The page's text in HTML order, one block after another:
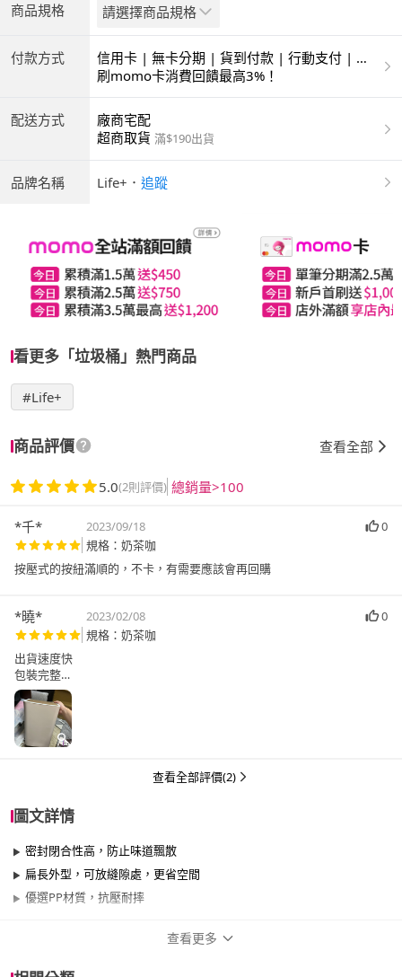
商品規格 請選擇商品規格
付款方式
信用卡 | 無卡分期 | 貨到付款 | 行動支付 | 超
商付款 | ATM | 銀聯卡
刷momo卡消費回饋最高3%！
配送方式
廠商宅配
超商取貨 滿$190出貨
品牌名稱 Life+ ． 追蹤
看更多「垃圾桶」熱門商品
#Life+
商品評價 查看全部
5.0(2則評價) 總銷量>100
*千* 2023/09/18
0
規格：奶茶咖
按壓式的按紐滿順的，不卡，有需要應該會再回購
*曉* 2023/02/08
0
規格：奶茶咖
出貨速度快
包裝完整
真的不令人失望❤️
喜歡❤️
查看全部評價(2)
圖文詳情
密封閉合性高，防止味道飄散
扁長外型，可放縫隙處，更省空間
優選PP材質，抗壓耐摔
查看更多